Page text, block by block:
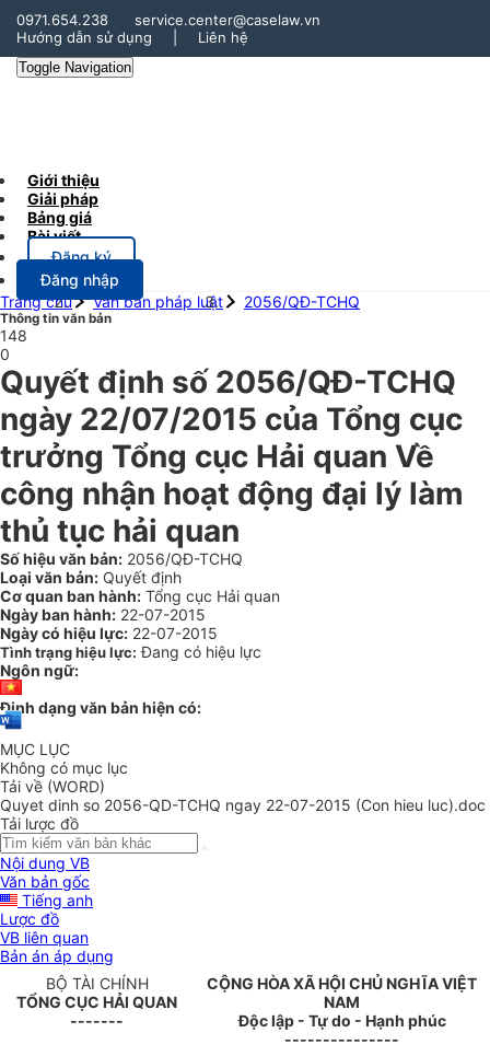
0971.654.238
service.center@caselaw.vn
Hướng dẫn sử dụng
Liên hệ
Toggle Navigation
Giới thiệu
Giải pháp
Bảng giá
Bài viết
Đăng ký
Đăng nhập
Trang chủ
Văn bản pháp luật 2056/QĐ-TCHQ
Thông tin văn bản
148
0
Quyết định số 2056/QĐ-TCHQ
ngày 22/07/2015 của Tổng cục
trưởng Tổng cục Hải quan Về
công nhận hoạt động đại lý làm
thủ tục hải quan
Số hiệu văn bản: 2056/QĐ-TCHQ
Loại văn bản: Quyết định
Cơ quan ban hành: Tổng cục Hải quan
Ngày ban hành: 22-07-2015
Ngày có hiệu lực: 22-07-2015
Tình trạng hiệu lực: Đang có hiệu lực
Ngôn ngữ:
Định dạng văn bản hiện có:
MỤC LỤC
Không có mục lục
Tải về (WORD)
Quyet dinh so 2056-QD-TCHQ ngay 22-07-2015 (Con hieu luc).doc
Tải lược đồ
Nội dung VB
Văn bản gốc
Tiếng anh
Lược đồ
VB liên quan
Bản án áp dụng
BỘ TÀI CHÍNH
TỔNG CỤC HẢI QUAN
-------
CỘNG HÒA XÃ HỘI CHỦ NGHĨA VIỆT
NAM
Độc lập - Tự do - Hạnh phúc
---------------